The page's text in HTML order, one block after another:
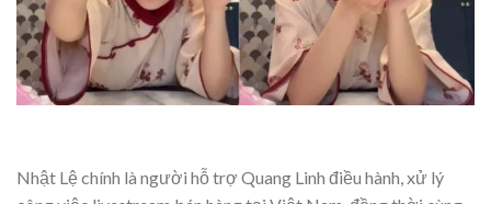
Nhật Lệ chính là người hỗ trợ Quang Linh điều hành, xử lý